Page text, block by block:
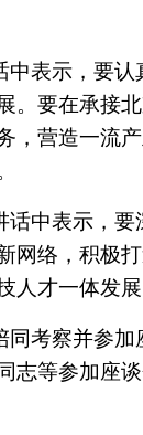
中表示，要
。要在承接
，营造一流
话中表示，
网络，积极
人才一体发
同考察并参加
志等参加座谈